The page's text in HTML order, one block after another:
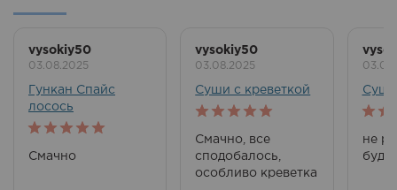
vysokiy50
03.08.2025
Гункан Спайс
лосось
5out of 5
Смачно
vysokiy50
03.08.2025
Суши с креветкой
5out of 5
Смачно, все
сподобалось,
особливо креветка
Суши
5
не
буду